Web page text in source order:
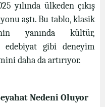
yılında ülkeden çıkış
aştı. Bu tablo, klasik
yanında kültür,
gibi deneyim
daha da artırıyor.
Nedeni Oluyor